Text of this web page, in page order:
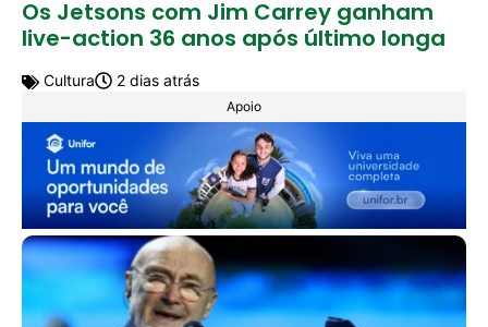
Os Jetsons com Jim Carrey ganham
live-action 36 anos após último longa
Cultura 2 dias atrás
Apoio